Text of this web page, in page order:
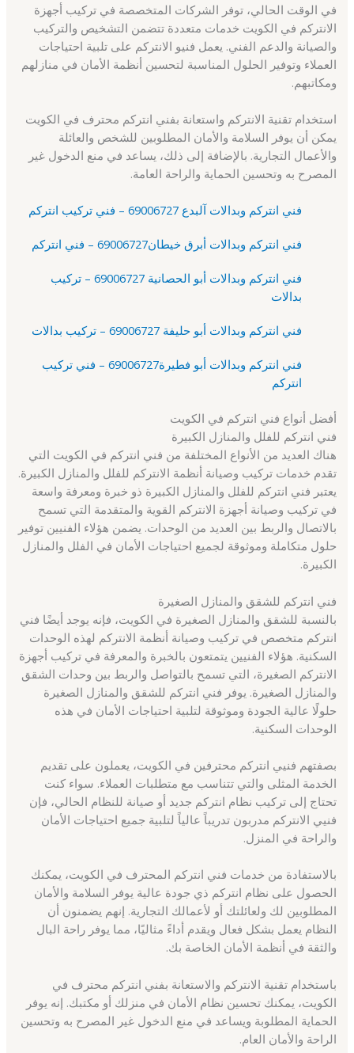
في الوقت الحالي، توفر الشركات المتخصصة في تركيب أجهزة
الانتركم في الكويت خدمات متعددة تتضمن التشخيص والتركيب
والصيانة والدعم الفني. يعمل فنيو الانتركم على تلبية احتياجات
العملاء وتوفير الحلول المناسبة لتحسين أنظمة الأمان في منازلهم
ومكاتبهم.
استخدام تقنية الانتركم واستعانة بفني انتركم محترف في الكويت
يمكن أن يوفر السلامة والأمان المطلوبين للشخص والعائلة
والأعمال التجارية. بالإضافة إلى ذلك، يساعد في منع الدخول غير
المصرح به وتحسين الحماية والراحة العامة.
فني انتركم وبدالات آلبدع 69006727 – فني تركيب انتركم
فني انتركم وبدالات أبرق خيطان69006727 – فني انتركم
فني انتركم وبدالات أبو الحصانية 69006727 – تركيب
بدالات
فني انتركم وبدالات أبو حليفة 69006727 – تركيب بدالات
فني انتركم وبدالات أبو فطيرة69006727 – فني تركيب
انتركم
أفضل أنواع فني انتركم في الكويت
فني انتركم للفلل والمنازل الكبيرة
هناك العديد من الأنواع المختلفة من فني انتركم في الكويت التي
تقدم خدمات تركيب وصيانة أنظمة الانتركم للفلل والمنازل الكبيرة.
يعتبر فني انتركم للفلل والمنازل الكبيرة ذو خبرة ومعرفة واسعة
في تركيب وصيانة أجهزة الانتركم القوية والمتقدمة التي تسمح
بالاتصال والربط بين العديد من الوحدات. يضمن هؤلاء الفنيين توفير
حلول متكاملة وموثوقة لجميع احتياجات الأمان في الفلل والمنازل
الكبيرة.
فني انتركم للشقق والمنازل الصغيرة
بالنسبة للشقق والمنازل الصغيرة في الكويت، فإنه يوجد أيضًا فني
انتركم متخصص في تركيب وصيانة أنظمة الانتركم لهذه الوحدات
السكنية. هؤلاء الفنيين يتمتعون بالخبرة والمعرفة في تركيب أجهزة
الانتركم الصغيرة، التي تسمح بالتواصل والربط بين وحدات الشقق
والمنازل الصغيرة. يوفر فني انتركم للشقق والمنازل الصغيرة
حلولًا عالية الجودة وموثوقة لتلبية احتياجات الأمان في هذه
الوحدات السكنية.
بصفتهم فنيي انتركم محترفين في الكويت، يعملون على تقديم
الخدمة المثلى والتي تتناسب مع متطلبات العملاء. سواء كنت
تحتاج إلى تركيب نظام انتركم جديد أو صيانة للنظام الحالي، فإن
فنيي الانتركم مدربون تدريباً عالياً لتلبية جميع احتياجات الأمان
والراحة في المنزل.
بالاستفادة من خدمات فني انتركم المحترف في الكويت، يمكنك
الحصول على نظام انتركم ذي جودة عالية يوفر السلامة والأمان
المطلوبين لك ولعائلتك أو لأعمالك التجارية. إنهم يضمنون أن
النظام يعمل بشكل فعال ويقدم أداءً مثاليًا، مما يوفر راحة البال
والثقة في أنظمة الأمان الخاصة بك.
باستخدام تقنية الانتركم والاستعانة بفني انتركم محترف في
الكويت، يمكنك تحسين نظام الأمان في منزلك أو مكتبك. إنه يوفر
الحماية المطلوبة ويساعد في منع الدخول غير المصرح به وتحسين
الراحة والأمان العام.